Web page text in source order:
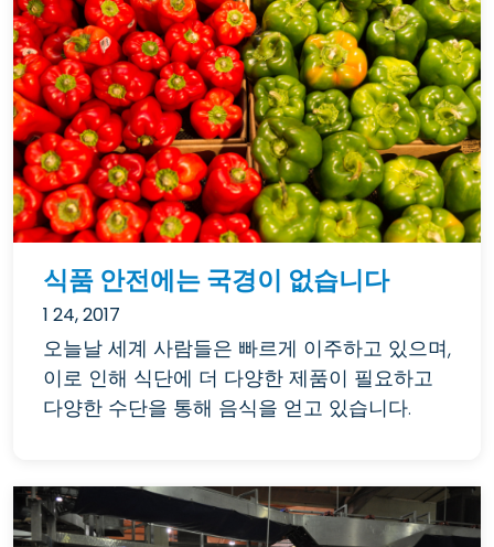
식품 안전에는 국경이 없습니다
1 24, 2017
오늘날 세계 사람들은 빠르게 이주하고 있으며,
이로 인해 식단에 더 다양한 제품이 필요하고
다양한 수단을 통해 음식을 얻고 있습니다.